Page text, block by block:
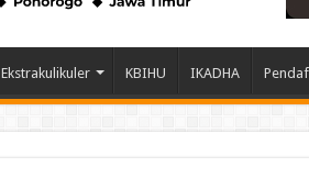
Ekstrakulikuler KBIHU IKADHA